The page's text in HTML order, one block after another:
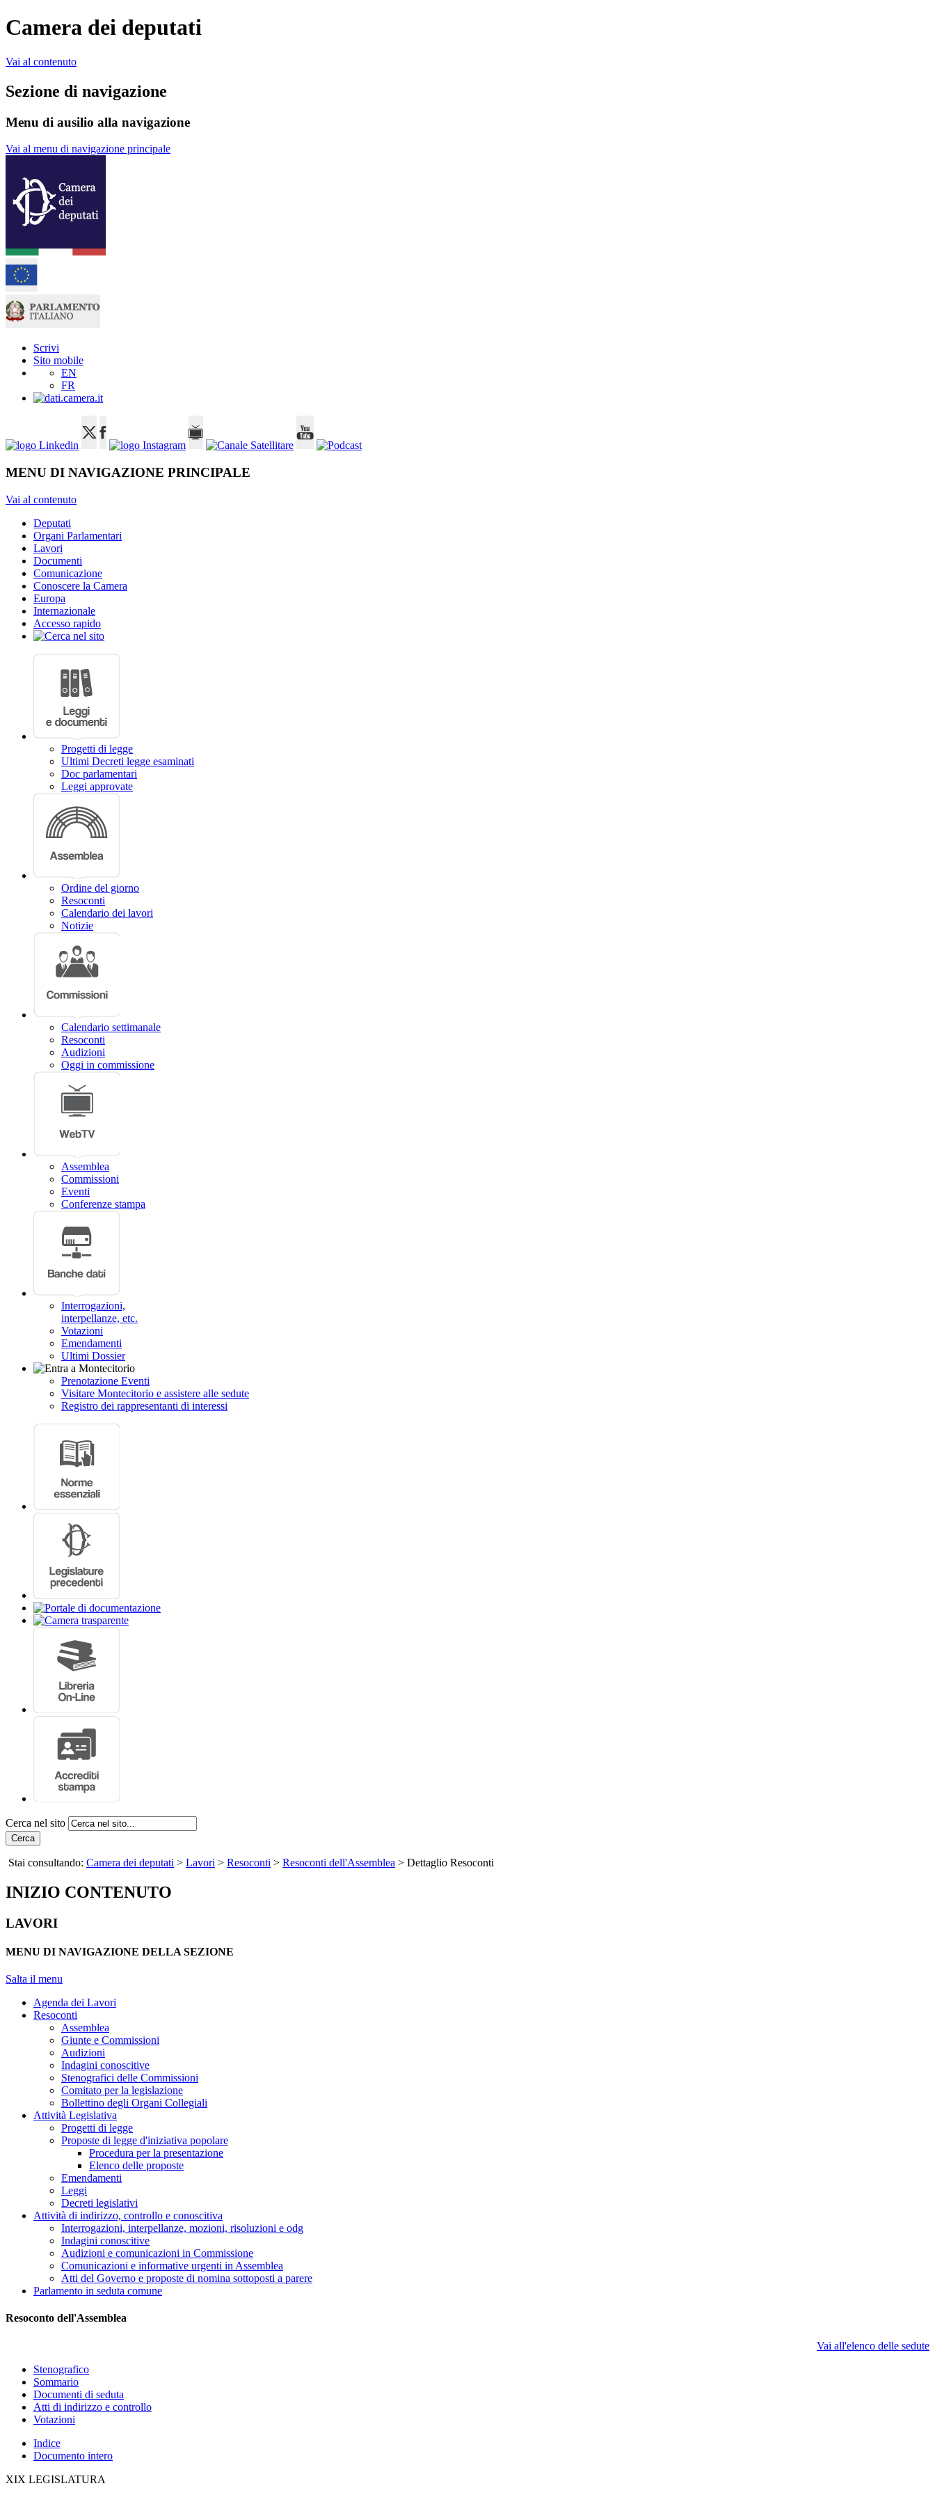
Camera dei deputati
Vai al contenuto
Sezione di navigazione
Menu di ausilio alla navigazione
Vai al menu di navigazione principale
Scrivi
Sito mobile
EN
FR
MENU DI NAVIGAZIONE PRINCIPALE
Vai al contenuto
Deputati
Organi Parlamentari
Lavori
Documenti
Comunicazione
Conoscere la Camera
Europa
Internazionale
Accesso rapido
Progetti di legge
Ultimi Decreti legge esaminati
Doc parlamentari
Leggi approvate
Ordine del giorno
Resoconti
Calendario dei lavori
Notizie
Calendario settimanale
Resoconti
Audizioni
Oggi in commissione
Assemblea
Commissioni
Eventi
Conferenze stampa
Interrogazioni,
interpellanze, etc.
Votazioni
Emendamenti
Ultimi Dossier
Prenotazione Eventi
Visitare Montecitorio e assistere alle sedute
Registro dei rappresentanti di interessi
Cerca nel sito
Cerca
Stai consultando: Camera dei deputati > Lavori > Resoconti > Resoconti dell'Assemblea > Dettaglio Resoconti
INIZIO CONTENUTO
LAVORI
MENU DI NAVIGAZIONE DELLA SEZIONE
Salta il menu
Agenda dei Lavori
Resoconti
Assemblea
Giunte e Commissioni
Audizioni
Indagini conoscitive
Stenografici delle Commissioni
Comitato per la legislazione
Bollettino degli Organi Collegiali
Attività Legislativa
Progetti di legge
Proposte di legge d'iniziativa popolare
Procedura per la presentazione
Elenco delle proposte
Emendamenti
Leggi
Decreti legislativi
Attività di indirizzo, controllo e conoscitiva
Interrogazioni, interpellanze, mozioni, risoluzioni e odg
Indagini conoscitive
Audizioni e comunicazioni in Commissione
Comunicazioni e informative urgenti in Assemblea
Atti del Governo e proposte di nomina sottoposti a parere
Parlamento in seduta comune
Resoconto dell'Assemblea
Vai all'elenco delle sedute
Stenografico
Sommario
Documenti di seduta
Atti di indirizzo e controllo
Votazioni
Indice
Documento intero
XIX LEGISLATURA